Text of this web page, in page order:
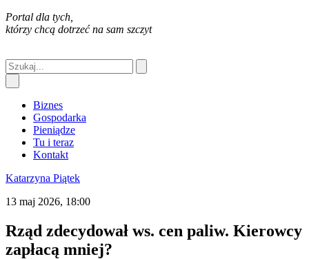
Portal dla tych,
którzy chcą dotrzeć na sam szczyt
Biznes
Gospodarka
Pieniądze
Tu i teraz
Kontakt
Katarzyna Piątek
13 maj 2026, 18:00
Rząd zdecydował ws. cen paliw. Kierowcy
zapłacą mniej?